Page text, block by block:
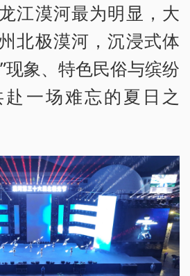
江漠河最为明显，大
北极漠河，沉浸式体
现象、特色民俗与缤纷
一场难忘的夏日之